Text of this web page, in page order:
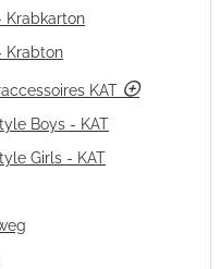
Krabkarton
Krabton
KAT
Boys - KAT
Girls - KAT